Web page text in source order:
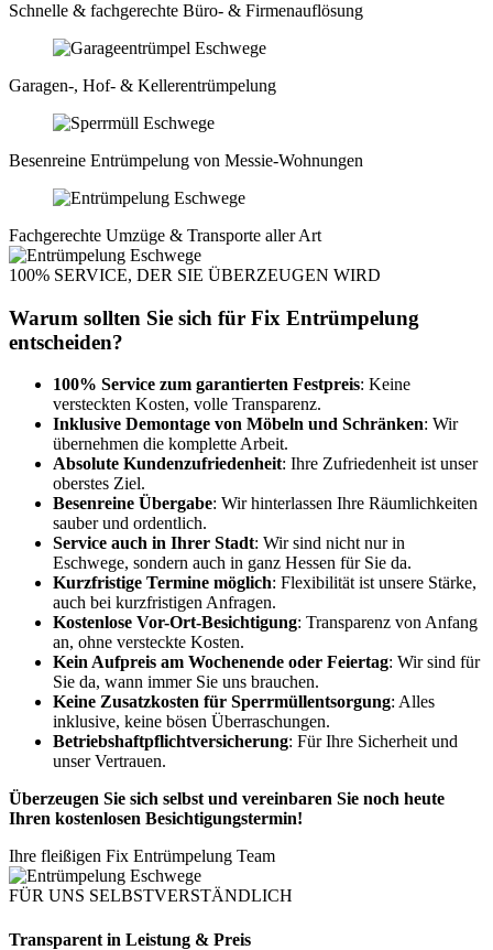
Schnelle & fachgerechte Büro- & Firmenauflösung
Garagen-, Hof- & Kellerentrümpelung
Besenreine Entrümpelung von Messie-Wohnungen
Fachgerechte Umzüge & Transporte aller Art
100% SERVICE, DER SIE ÜBERZEUGEN WIRD
Warum sollten Sie sich für Fix Entrümpelung
entscheiden?
100% Service zum garantierten Festpreis: Keine
versteckten Kosten, volle Transparenz.
Inklusive Demontage von Möbeln und Schränken: Wir
übernehmen die komplette Arbeit.
Absolute Kundenzufriedenheit: Ihre Zufriedenheit ist unser
oberstes Ziel.
Besenreine Übergabe: Wir hinterlassen Ihre Räumlichkeiten
sauber und ordentlich.
Service auch in Ihrer Stadt: Wir sind nicht nur in
Eschwege, sondern auch in ganz Hessen für Sie da.
Kurzfristige Termine möglich: Flexibilität ist unsere Stärke,
auch bei kurzfristigen Anfragen.
Kostenlose Vor-Ort-Besichtigung: Transparenz von Anfang
an, ohne versteckte Kosten.
Kein Aufpreis am Wochenende oder Feiertag: Wir sind für
Sie da, wann immer Sie uns brauchen.
Keine Zusatzkosten für Sperrmüllentsorgung: Alles
inklusive, keine bösen Überraschungen.
Betriebshaftpflichtversicherung: Für Ihre Sicherheit und
unser Vertrauen.
Überzeugen Sie sich selbst und vereinbaren Sie noch heute
Ihren kostenlosen Besichtigungstermin!
Ihre fleißigen Fix Entrümpelung Team
FÜR UNS SELBSTVERSTÄNDLICH
Transparent in Leistung & Preis